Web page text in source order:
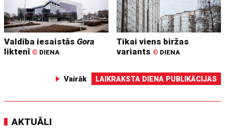
Valdība iesaistāsGora
liktenī © DIENA
Tikai viens biržas
variants © DIENA
Vairāk LAIKRAKSTA DIENA PUBLIKĀCIJAS
AKTUĀLI